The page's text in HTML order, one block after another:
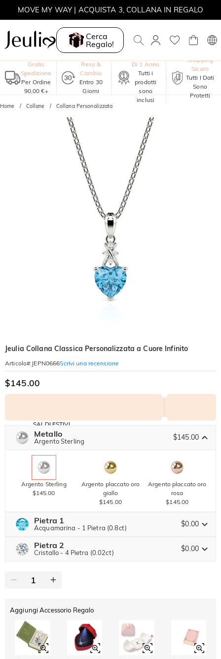
MOVE MY WAY | ACQUISTA 3, COLLANA IN REGALO
Cerca
Regalo!
Gratis
Spedizione
Per Ordine
90,00 €+
Reso &
Cambio
Entro 30
Giorni
Di 1 Anno
Tutti i
prodotti
sono
inclusi
Shopping
Sicuro
Tutti I Dati
Sono
Protetti
Home Collane Collana Personalizzata
Jeulia Collana Classica Personalizzata a Cuore Infinito
Articolo#: JEPN0666Scrivi una recensione
$145.00
SALDI ESTIVI
-10%
SU TUTTO
SUL 2°
Metallo
Argento Sterling $145.00
Argento Sterling
$145.00
Argento placcato oro
giallo
$145.00
Argento placcato oro
rosa
$145.00
Pietra 1
Acquamarina - 1 Pietra (0.8ct) $0.00
Pietra preziosa di Jeulia
Moissanite
Pietra di Jeulia
Cristallo
$0.00
Granato
Ametista
Pietra 2
Cristallo - 4 Pietra (0.02ct) $0.00
Moissanite
Pietra di Jeulia
Aggiungi Accessorio Regalo